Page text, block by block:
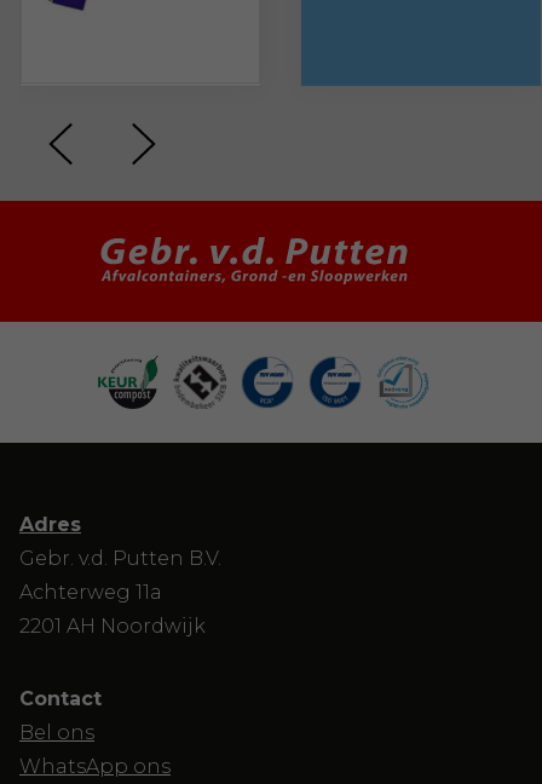
Adres
Gebr. v.d. Putten B.V.
Achterweg 11a
2201 AH Noordwijk
Contact
Bel ons
WhatsApp ons